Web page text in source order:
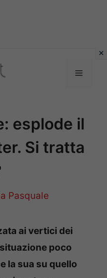
Menu
esplode il
Si tratta
Pasquale
ai vertici dei
poco
la sua su quello